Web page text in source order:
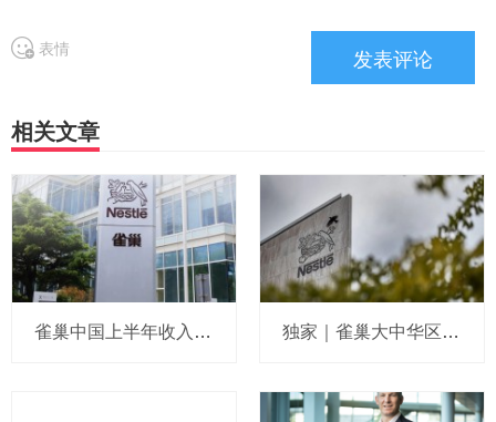
表情
相关文章
雀巢中国上半年收入196亿：CEO说在华业务正逐步稳定，要求全新管理团队紧盯三大重点，原定去库存计划已完成，坦承某些品类仍在流失份额 独家｜雀巢大中华区人力资源“一号位”敲定，菲仕兰徐耀东接棒